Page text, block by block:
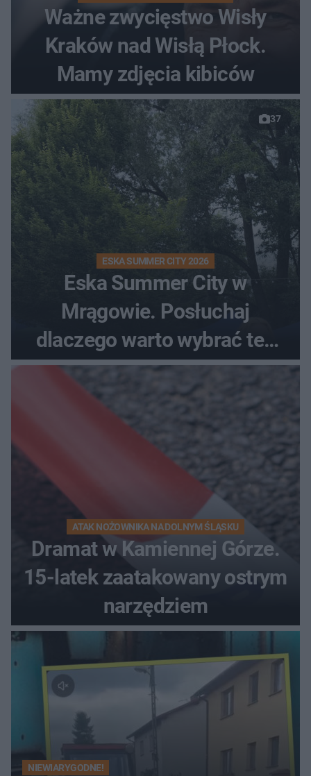
Ważne zwycięstwo Wisły
Kraków nad Wisłą Płock.
Mamy zdjęcia kibiców
37
ESKA SUMMER CITY 2026
Eska Summer City w
Mrągowie. Posłuchaj
dlaczego warto wybrać ten
kierunek na urlop!
ATAK NOŻOWNIKA NA DOLNYM ŚLĄSKU
Dramat w Kamiennej Górze.
15-latek zaatakowany ostrym
narzędziem
NIEWIARYGODNE!